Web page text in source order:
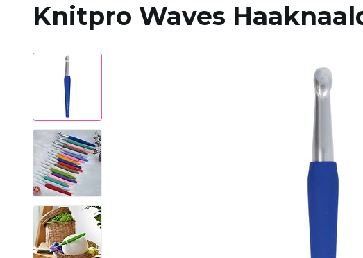
Knitpro Waves